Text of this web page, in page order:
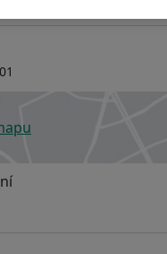
v nové záložce